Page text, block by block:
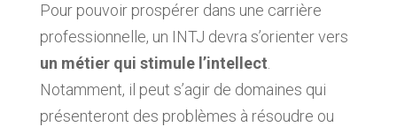
Pour pouvoir prospérer dans une carrière
professionnelle, un INTJ devra s’orienter vers
un métier qui stimule l’intellect.
Notamment, il peut s’agir de domaines qui
présenteront des problèmes à résoudre ou